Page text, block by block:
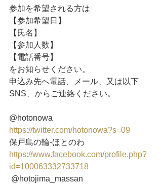
参加を希望される方は
【参加希望日】
【氏名】
【参加人数】
【電話番号】
をお知らせください。
申込み先へ電話、メール、又は以下
SNS、からご連絡ください。
@hotonowa
https://twitter.com/hotonowa?s=09
保戸島の輪‐ほとのわ
https://www.facebook.com/profile.php?
id=100063332733718
@hotojima_massan